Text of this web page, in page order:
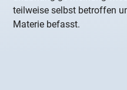
teilweise selbst betroffen
Materie befasst.